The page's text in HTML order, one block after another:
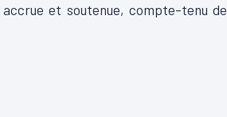
et soutenue, compte-tenu